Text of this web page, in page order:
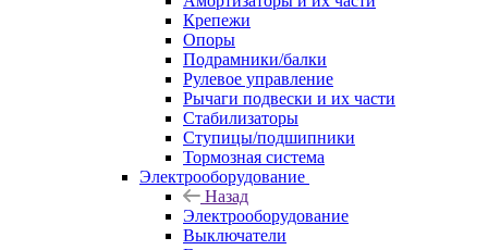
Крепежи
Опоры
Подрамники/балки
Рулевое управление
Рычаги подвески и их части
Стабилизаторы
Ступицы/подшипники
Тормозная система
Электрооборудование
Назад
Электрооборудование
Выключатели